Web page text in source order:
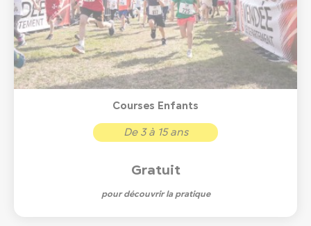
Courses Enfants
De 3 à 15 ans
Gratuit
pour découvrir la pratique